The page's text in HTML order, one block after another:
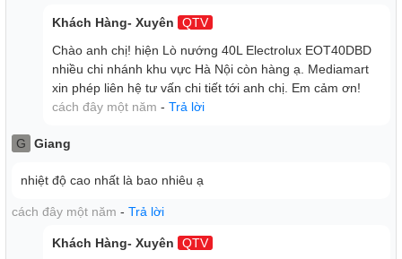
Khách Hàng- Xuyên
QTV
Chào anh chị! hiện Lò nướng 40L Electrolux EOT40DBD
nhiều chi nhánh khu vực Hà Nội còn hàng ạ. Mediamart
xin phép liên hệ tư vấn chi tiết tới anh chị. Em cảm ơn!
cách đây một năm - Trả lời
G Giang
nhiệt độ cao nhất là bao nhiêu ạ
cách đây một năm - Trả lời
Khách Hàng- Xuyên
QTV